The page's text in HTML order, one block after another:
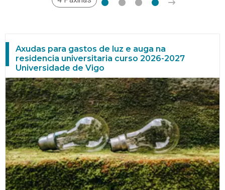
Axudas para gastos de luz e auga na
residencia universitaria curso 2026-2027
Universidade de Vigo